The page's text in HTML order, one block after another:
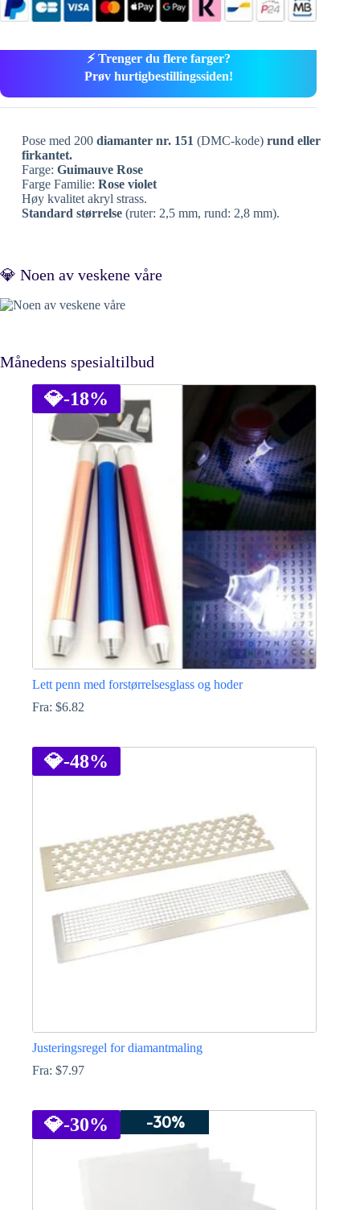
⚡ Trenger du flere farger?
Prøv hurtigbestillingssiden!
Pose med 200 diamanter nr. 151 (DMC-kode) rund eller
firkantet.
Farge: Guimauve Rose
Farge Familie: Rose violet
Høy kvalitet akryl strass.
Standard størrelse(ruter: 2,5 mm, rund: 2,8 mm).
💎 Noen av veskene våre
Månedens spesialtilbud
💎-18%
Lett penn med forstørrelsesglass og hoder
Fra: $6.82
produktet
har
flere
på
produktsiden
💎-48%
Justeringsregel for diamantmaling
Fra: $7.97
har
flere
💎-30% -30%